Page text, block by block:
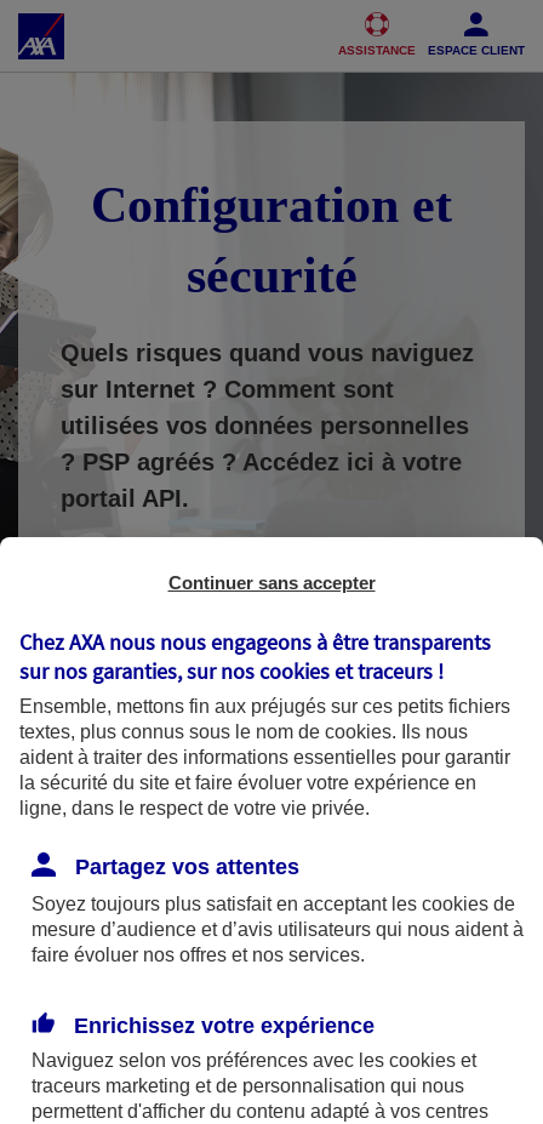
Accéder au Contenu Accéder au Pied de page
ASSISTANCE ESPACE CLIENT
Configuration et
sécurité
Quels risques quand vous naviguez
sur Internet ? Comment sont
utilisées vos données personnelles
? PSP agréés ? Accédez ici à votre
portail API.
La cybersécurité prévention et bonnes
pratiques
Que vous utilisiez votre ordinateur pour
travailler, pour surfer sur Internet ou tout
de sécurité sont essentielles. Parce que
protection rime avec prévention, voici
quelques conseils pour renforcer la sécurité
de votre ordinateur.
Continuer sans accepter
Chez AXA nous nous engageons à être transparents
sur nos garanties, sur noscookies et traceurs !
Ensemble, mettons fin aux préjugés sur ces petits fichiers
textes, plus connus sous le nom de cookies. Ils nous
aident à traiter des informations essentielles pour garantir
la sécurité du site et faire évoluer votre expérience en
ligne, dans le respect de votre vie privée.
Partagez vos attentes
Soyez toujours plus satisfait en acceptant les cookies de
mesure d’audience et d’avis utilisateurs qui nous aident à
faire évoluer nos offres et nos services.
Enrichissez votre expérience
Naviguez selon vos préférences avec les cookies et
traceurs marketing et de personnalisation qui nous
permettent d'afficher du contenu adapté à vos centres